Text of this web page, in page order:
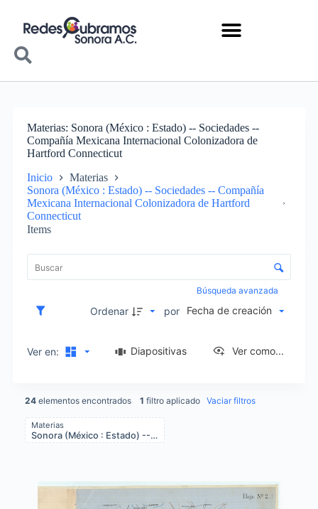
Materias Sonora (México : Estado) -- Sociedades --
Compañía Mexicana Internacional Colonizadora de
Hartford Connecticut
Inicio
Materias
Sonora (México : Estado) -- Sociedades -- Compañía
Mexicana Internacional Colonizadora de Hartford
Connecticut
Items
Control de clasificación y visualización
Búsqueda avanzada
Ordenar por Fecha de creación
Ver en: Diapositivas Ver como...
24 elementos encontrados 1 filtro aplicado Vaciar filtros
Materias
Sonora (México : Estado) -- Sociedades -- Compañía Mexicana Internacional Colonizadora de Hartford Connecticut